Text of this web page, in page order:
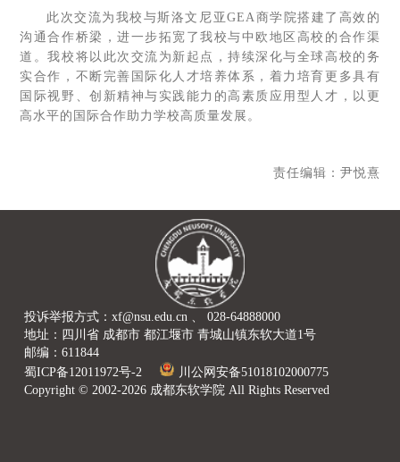
此次交流为我校与斯洛文尼亚GEA商学院搭建了高效的
沟通合作桥梁，进一步拓宽了我校与中欧地区高校的合作渠
道。我校将以此次交流为新起点，持续深化与全球高校的务
实合作，不断完善国际化人才培养体系，着力培育更多具有
国际视野、创新精神与实践能力的高素质应用型人才，以更
高水平的国际合作助力学校高质量发展。
责任编辑：尹悦熹
投诉举报方式：xf@nsu.edu.cn 、 028-64888000
地址：四川省 成都市 都江堰市 青城山镇东软大道1号
邮编：611844
蜀ICP备12011972号-2
川公网安备51018102000775
Copyright © 2002-2026 成都东软学院 All Rights Reserved